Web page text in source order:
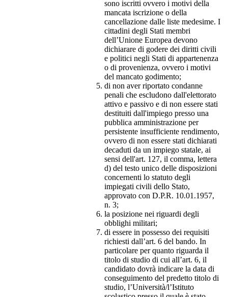
sono iscritti ovvero i motivi della
mancata iscrizione o della
cancellazione dalle liste medesime. I
cittadini degli Stati membri
dell’Unione Europea devono
dichiarare di godere dei diritti civili
e politici negli Stati di appartenenza
o di provenienza, ovvero i motivi
del mancato godimento;
di non aver riportato condanne
penali che escludono dall'elettorato
attivo e passivo e di non essere stati
destituiti dall'impiego presso una
pubblica amministrazione per
persistente insufficiente rendimento,
ovvero di non essere stati dichiarati
decaduti da un impiego statale, ai
sensi dell'art. 127, il comma, lettera
d) del testo unico delle disposizioni
concernenti lo statuto degli
impiegati civili dello Stato,
approvato con D.P.R. 10.01.1957,
n. 3;
la posizione nei riguardi degli
obblighi militari;
di essere in possesso dei requisiti
richiesti dall’art. 6 del bando. In
particolare per quanto riguarda il
titolo di studio di cui all’art. 6, il
candidato dovrà indicare la data di
conseguimento del predetto titolo di
studio, l’Università/l’Istituto